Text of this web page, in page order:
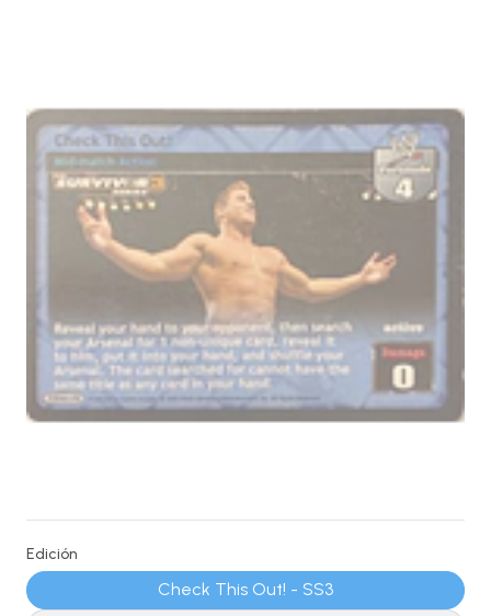
Edición
Check This Out! - SS3